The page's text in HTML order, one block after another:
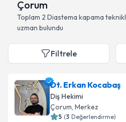
Çorum
Toplam 2 Diastema kapama
uzman bulundu
Filtrele
Dt. Erkan Kocabaş
Diş Hekimi
Çorum, Merkez
5 (3 Değerlendirme)